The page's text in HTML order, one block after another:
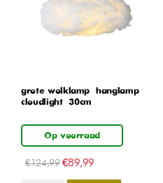
grote wolklamp – hanglamp –
cloudlight – 30cm
Op voorraad
€124,99 €89,99